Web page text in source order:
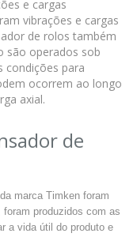
e cargas
vibrações e cargas
de rolos também
são operados sob
condições para
ocorrem ao longo
axial.
de
marca Timken foram
produzidos com as
a vida útil do produto e